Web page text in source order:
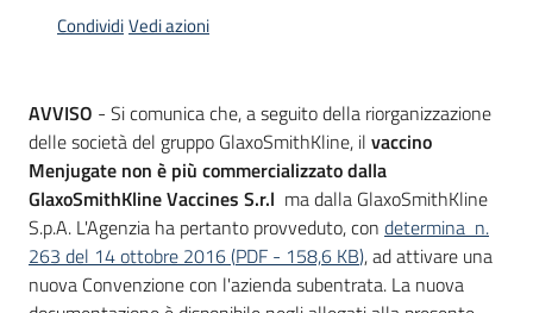
strumenti
Supporto
Piattaforme
telematiche
CondividiVedi azioni
AVVISO - Si comunica che, a seguito della riorganizzazione
delle società del gruppo GlaxoSmithKline, il vaccino
Menjugate non è più commercializzato dalla
GlaxoSmithKline Vaccines S.r.l ma dalla GlaxoSmithKline
S.p.A. L'Agenzia ha pertanto provveduto, con determina n.
263 del 14 ottobre 2016(PDF - 158,6 KB), ad attivare una
nuova Convenzione con l'azienda subentrata. La nuova